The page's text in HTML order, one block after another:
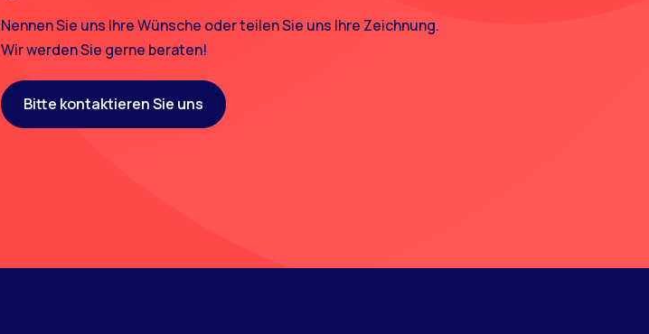
Nennen Sie uns Ihre Wünsche oder teilen Sie uns Ihre Zeichnung.
Wir werden Sie gerne beraten!
Bitte kontaktieren Sie uns